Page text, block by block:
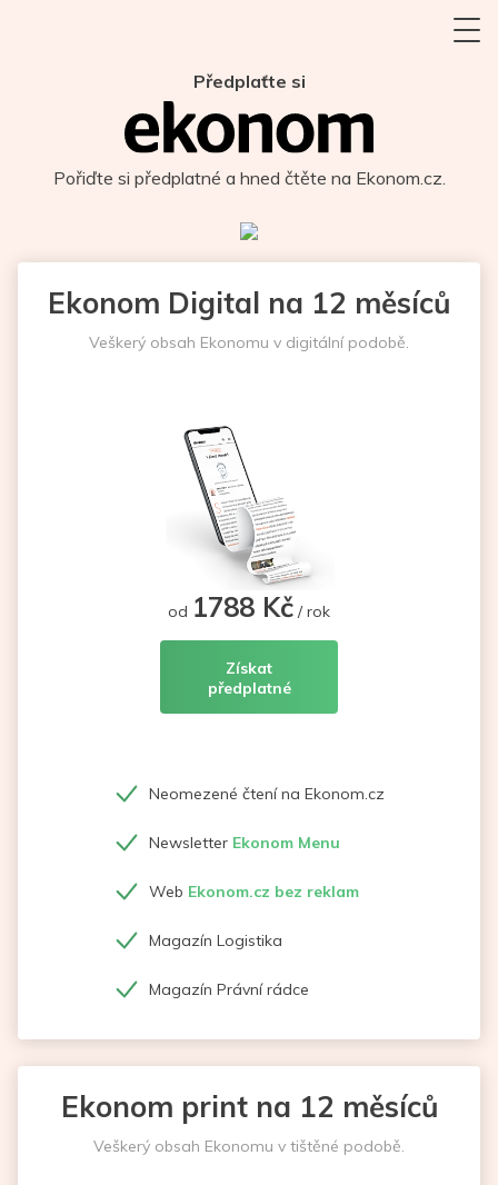
Předplaťte si
Pořiďte si předplatné a hned čtěte na Ekonom.cz.
Ekonom Digital na 12 měsíců
Veškerý obsah Ekonomu v digitální podobě.
od 1788 Kč / rok
Získat
předplatné
Neomezené čtení na Ekonom.cz
Newsletter Ekonom Menu
Web Ekonom.cz bez reklam
Magazín Logistika
Magazín Právní rádce
Ekonom print na 12 měsíců
Veškerý obsah Ekonomu v tištěné podobě.